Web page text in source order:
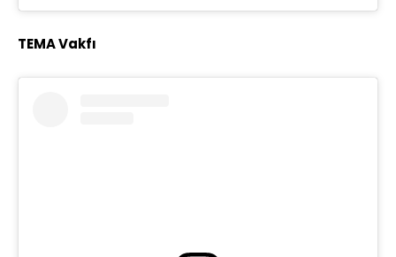
TEMA Vakfı